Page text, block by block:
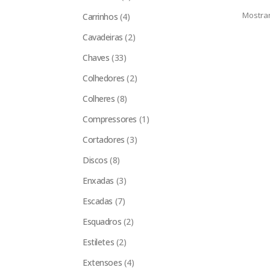
Carrinhos (4)
Cavadeiras (2)
Chaves (33)
Colhedores (2)
Colheres (8)
Compressores (1)
Cortadores (3)
Discos (8)
Enxadas (3)
Escadas (7)
Esquadros (2)
Estiletes (2)
Extensoes (4)